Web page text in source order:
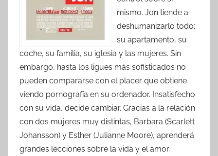
mismo. Jon tiende a
deshumanizarlo todo:
su apartamento, su
coche, su familia, su iglesia y las mujeres. Sin
embargo, hasta los ligues más sofisticados no
pueden compararse con el placer que obtiene
viendo pornografía en su ordenador. Insatisfecho
con su vida, decide cambiar. Gracias a la relación
con dos mujeres muy distintas, Barbara (Scarlett
Johansson) y Esther (Julianne Moore), aprenderá
grandes lecciones sobre la vida y el amor.